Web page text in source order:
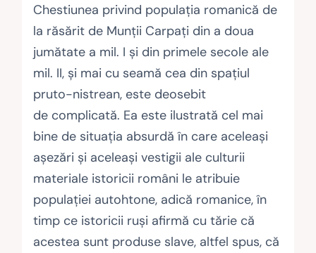
Chestiunea privind populația romanică de
la răsărit de Munții Carpați din a doua
jumătate a mil. I și din primele secole ale
mil. II, și mai cu seamă cea din spațiul
pruto-nistrean, este deosebit
de complicată. Ea este ilustrată cel mai
bine de situația absurdă în care aceleași
așezări și aceleași vestigii ale culturii
materiale istoricii români le atribuie
populației autohtone, adică romanice, în
timp ce istoricii ruși afirmă cu tărie că
acestea sunt produse slave, altfel spus, că